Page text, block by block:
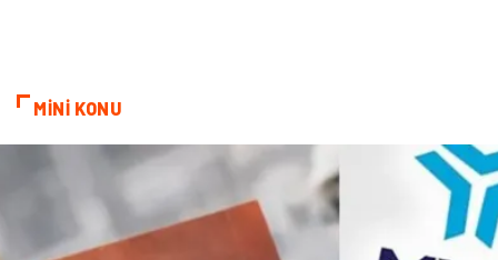
Yazı Tahtaları
Pet Malzemeleri
MİNİ KONU